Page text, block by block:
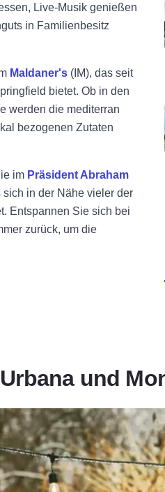
Live-Musik genießen
in Familienbesitz
Maldaner's (IM), das seit
bietet. Ob in den
werden die mediterran
bezogenen Zutaten
im Präsident Abraham
in der Nähe vieler der
Entspannen Sie sich bei
zurück, um die
und